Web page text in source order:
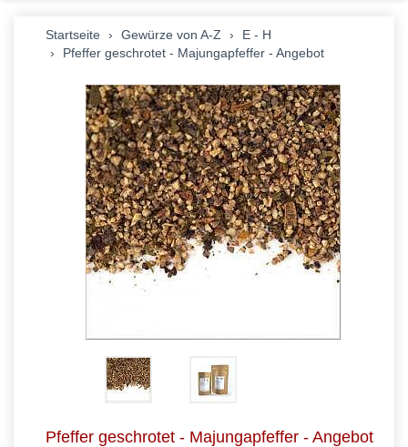
Startseite Gewürze von A-Z
E - H
Pfeffer geschrotet - Majungapfeffer - Angebot
Pfeffer geschrotet - Majungapfeffer - Angebot